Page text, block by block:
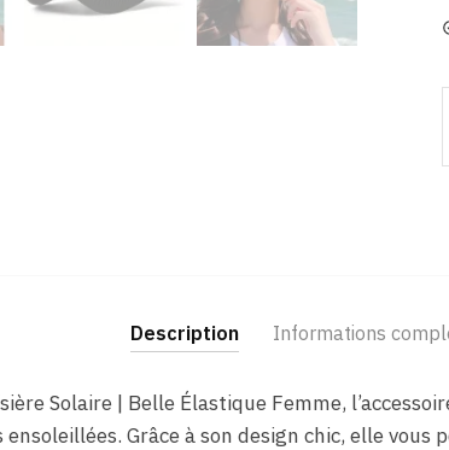
Description Informations
Solaire | Belle Élastique Femme,
ensoleillées. Grâce à son design chic, elle